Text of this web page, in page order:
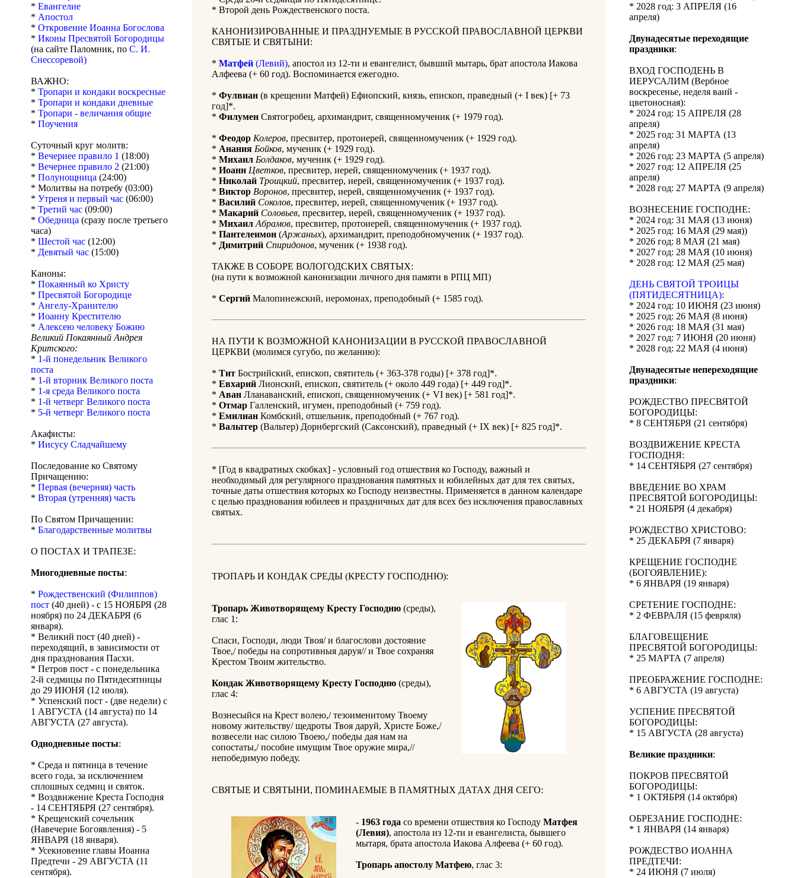
* Евангелие
* Апостол
* Откровение Иоанна Богослова
* Иконы Пресвятой Богородицы
(на сайте Паломник, по С. И.
Снессоревой)
ВАЖНО:
* Тропари и кондаки воскресные
* Тропари и кондаки дневные
* Тропари - величания общие
* Поучения
Суточный круг молитв:
* Вечериее правило 1 (18:00)
* Вечернее правило 2 (21:00)
* Полунощница (24:00)
* Молитвы на потребу (03:00)
* Утреня и первый час (06:00)
* Третий час (09:00)
* Обедница (сразу после третьего
часа)
* Шестой час (12:00)
* Девятый час (15:00)
Каноны:
* Покаянный ко Христу
* Пресвятой Богородице
* Ангелу-Хранителю
* Иоанну Крестителю
* Алексею человеку Божию
Великий Покаянный Андрея
Критского:
* 1-й понедельник Великого
поста
* 1-й вторник Великого поста
* 1-я среда Великого поста
* 1-й четверг Великого поста
* 5-й четверг Великого поста
Акафисты:
* Иисусу Сладчайшему
Последование ко Святому
Причащению:
* Первая (вечерняя) часть
* Вторая (утренняя) часть
По Святом Причащении:
* Благодарственные молитвы
О ПОСТАХ И ТРАПЕЗЕ:
Многодневные посты:
* Рождественский (Филиппов)
пост (40 дней) - с 15 НОЯБРЯ (28
ноября) по 24 ДЕКАБРЯ (6
января).
* Великий пост (40 дней) -
переходящий, в зависимости от
дня празднования Пасхи.
* Петров пост - с понедельника
2-й седмицы по Пятидесятницы
до 29 ИЮНЯ (12 июля).
* Успенский пост - (две недели) с
1 АВГУСТА (14 августа) по 14
АВГУСТА (27 августа).
Однодневные посты:
* Среда и пятница в течение
всего года, за исключением
сплошных седмиц и святок.
* Воздвижение Креста Господня
- 14 СЕНТЯБРЯ (27 сентября).
* Крещенский сочельник
(Навечерие Богоявления) - 5
ЯНВАРЯ (18 января).
* Усекновение главы Иоанна
Предтечи - 29 АВГУСТА (11
сентября).
* Второй день Рождественского поста.
КАНОНИЗИРОВАННЫЕ И ПРАЗДНУЕМЫЕ В РУССКОЙ ПРАВОСЛАВНОЙ ЦЕРКВИ
СВЯТЫЕ И СВЯТЫНИ:
* Матфей (Левий), апостол из 12-ти и евангелист, бывший мытарь, брат апостола Иакова
Алфеева (+ 60 год). Воспоминается ежегодно.
* Фулвиан (в крещении Матфей) Ефиопский, князь, епископ, праведный (+ I век) [+ 73
год]*.
* Филумен Святогробец, архимандрит, священномученик (+ 1979 год).
* Феодор Колеров, пресвитер, протоиерей, священномученик (+ 1929 год).
* Анания Бойков, мученик (+ 1929 год).
* Михаил Болдаков, мученик (+ 1929 год).
* Иоанн Цветков, пресвитер, иерей, священномученик (+ 1937 год).
* Николай Троицкий, пресвитер, иерей, священномученик (+ 1937 год).
* Виктор Воронов, пресвитер, иерей, священномученик (+ 1937 год).
* Василий Соколов, пресвитер, иерей, священномученик (+ 1937 год).
* Макарий Соловьев, пресвитер, иерей, священномученик (+ 1937 год).
* Михаил Абрамов, пресвитер, протоиерей, священномученик (+ 1937 год).
* Пантелеимон (Аржаных), архимандрит, преподобномученик (+ 1937 год).
* Димитрий Спиридонов, мученик (+ 1938 год).
ТАКЖЕ В СОБОРЕ ВОЛОГОДСКИХ СВЯТЫХ:
(на пути к возможной канонизации личного дня памяти в РПЦ МП)
* Сергий Малопинежский, иеромонах, преподобный (+ 1585 год).
НА ПУТИ К ВОЗМОЖНОЙ КАНОНИЗАЦИИ В РУССКОЙ ПРАВОСЛАВНОЙ
ЦЕРКВИ (молимся сугубо, по желанию):
* Тит Бострийский, епископ, святитель (+ 363-378 годы) [+ 378 год]*.
* Евхарий Лионский, епископ, святитель (+ около 449 года) [+ 449 год]*.
* Аван Лланаванский, епископ, священномученик (+ VI век) [+ 581 год]*.
* Отмар Галленский, игумен, преподобный (+ 759 год).
* Емилиан Комбский, отшельник, преподобный (+ 767 год).
* Вальтгер (Вальтер) Дорнбергский (Саксонский), праведный (+ IХ век) [+ 825 год]*.
* [Год в квадратных скобках] - условный год отшествия ко Господу, важный и
необходимый для регулярного празднования памятных и юбилейных дат для тех святых,
точные даты отшествия которых ко Господу неизвестны. Применяется в данном календаре
с целью празднования юбилеев и праздничных дат для всех без исключения православных
святых.
ТРОПАРЬ И КОНДАК СРЕДЫ (КРЕСТУ ГОСПОДНЮ):
Тропарь Животворящему Кресту Господню (среды),
глас 1:
Спаси, Господи, люди Твоя/ и благослови достояние
Твое,/ победы на сопротивныя даруя// и Твое сохраняя
Крестом Твоим жительство.
Кондак Животворящему Кресту Господню (среды),
глас 4:
Вознесыйся на Крест волею,/ тезоименитому Твоему
новому жительству/ щедроты Твоя даруй, Христе Боже,/
возвесели нас силою Твоею,/ победы дая нам на
сопостаты,/ пособие имущим Твое оружие мира,//
непобедимую победу.
СВЯТЫЕ И СВЯТЫНИ, ПОМИНАЕМЫЕ В ПАМЯТНЫХ ДАТАХ ДНЯ СЕГО:
- 1963 года со времени отшествия ко Господу Матфея
(Левия), апостола из 12-ти и евангелиста, бывшего
мытаря, брата апостола Иакова Алфеева (+ 60 год).
Тропарь апостолу Матфею, глас 3:
* 2028 год: 3 АПРЕЛЯ (16
апреля)
Двунадесятые переходящие
праздники:
ВХОД ГОСПОДЕНЬ В
ИЕРУСАЛИМ (Вербное
воскресенье, неделя ваий -
цветоносная):
* 2024 год: 15 АПРЕЛЯ (28
апреля)
* 2025 год: 31 МАРТА (13
апреля)
* 2026 год: 23 МАРТА (5 апреля)
* 2027 год: 12 АПРЕЛЯ (25
апреля)
* 2028 год: 27 МАРТА (9 апреля)
ВОЗНЕСЕНИЕ ГОСПОДНЕ:
* 2024 год: 31 МАЯ (13 июня)
* 2025 год: 16 МАЯ (29 мая))
* 2026 год: 8 МАЯ (21 мая)
* 2027 год: 28 МАЯ (10 июня)
* 2028 год: 12 МАЯ (25 мая)
ДЕНЬ СВЯТОЙ ТРОИЦЫ
(ПЯТИДЕСЯТНИЦА):
* 2024 год: 10 ИЮНЯ (23 июня)
* 2025 год: 26 МАЯ (8 июня)
* 2026 год: 18 МАЯ (31 мая)
* 2027 год: 7 ИЮНЯ (20 июня)
* 2028 год: 22 МАЯ (4 июня)
Двунадесятые непереходящие
праздники:
РОЖДЕСТВО ПРЕСВЯТОЙ
БОГОРОДИЦЫ:
* 8 СЕНТЯБРЯ (21 сентября)
ВОЗДВИЖЕНИЕ КРЕСТА
ГОСПОДНЯ:
* 14 СЕНТЯБРЯ (27 сентября)
ВВЕДЕНИЕ ВО ХРАМ
ПРЕСВЯТОЙ БОГОРОДИЦЫ:
* 21 НОЯБРЯ (4 декабря)
РОЖДЕСТВО ХРИСТОВО:
* 25 ДЕКАБРЯ (7 января)
КРЕЩЕНИЕ ГОСПОДНЕ
(БОГОЯВЛЕНИЕ):
* 6 ЯНВАРЯ (19 января)
СРЕТЕНИЕ ГОСПОДНЕ:
* 2 ФЕВРАЛЯ (15 февряля)
БЛАГОВЕЩЕНИЕ
ПРЕСВЯТОЙ БОГОРОДИЦЫ:
* 25 МАРТА (7 апреля)
ПРЕОБРАЖЕНИЕ ГОСПОДНЕ:
* 6 АВГУСТА (19 августа)
УСПЕНИЕ ПРЕСВЯТОЙ
БОГОРОДИЦЫ:
* 15 АВГУСТА (28 августа)
Великие праздники:
ПОКРОВ ПРЕСВЯТОЙ
БОГОРОДИЦЫ:
* 1 ОКТЯБРЯ (14 октября)
ОБРЕЗАНИЕ ГОСПОДНЕ:
* 1 ЯНВАРЯ (14 января)
РОЖДЕСТВО ИОАННА
ПРЕДТЕЧИ:
* 24 ИЮНЯ (7 июля)